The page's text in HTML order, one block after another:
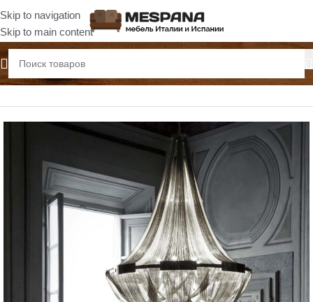
Skip to navigation
Skip to main content
Главная Люстры, лампы настольные